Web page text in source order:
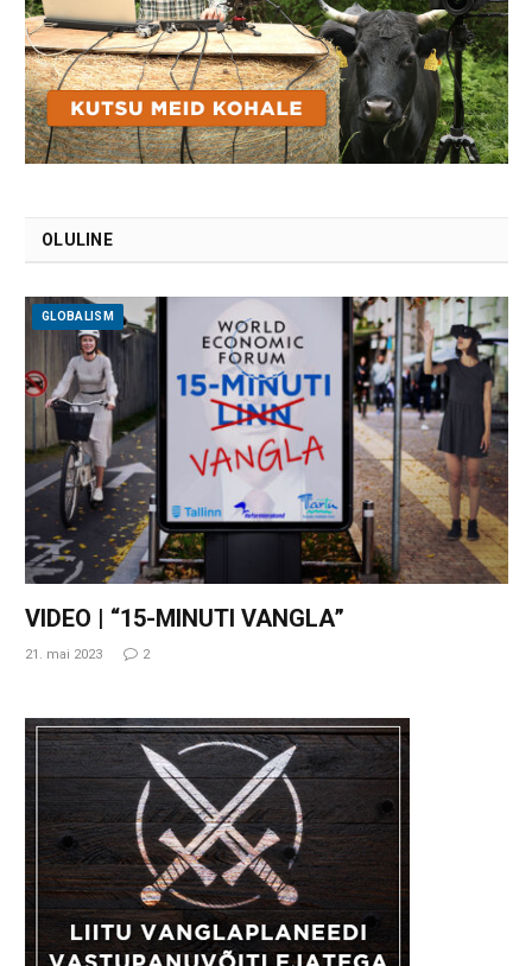
OLULINE
GLOBALISM
VIDEO | “15-MINUTI VANGLA”
21. mai 2023 2